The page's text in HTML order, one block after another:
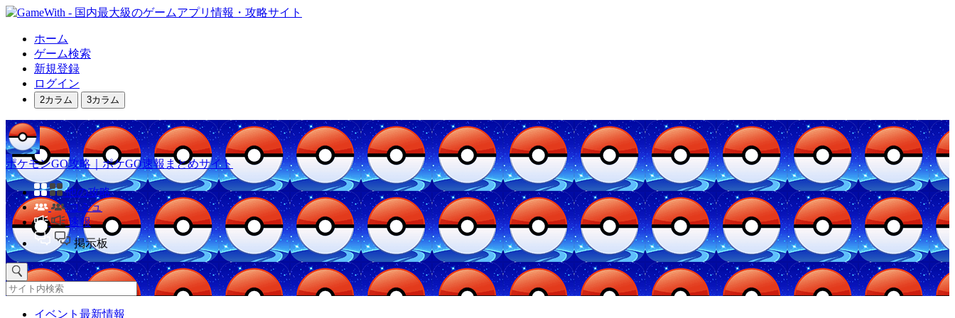
ホーム
ゲーム検索
新規登録
ログイン
2カラム 3カラム
ポケモンGO攻略｜ポケGO速報まとめサイト
他の攻略
コミュ
速報
掲示板
イベント最新情報